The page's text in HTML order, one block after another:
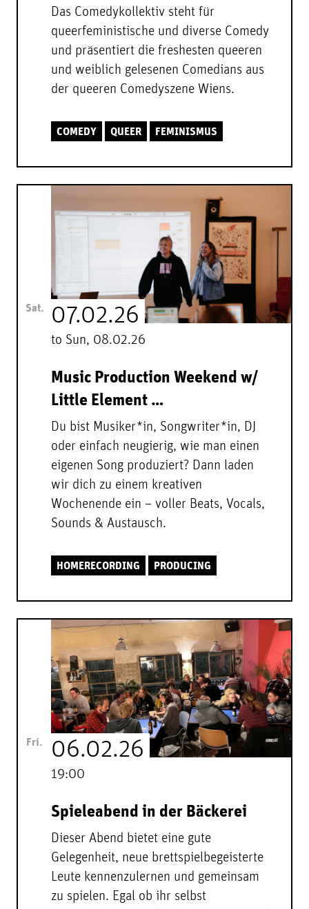
Das Comedykollektiv steht für
queerfeministische und diverse Comedy
und präsentiert die freshesten queeren
und weiblich gelesenen Comedians aus
der queeren Comedyszene Wiens.
COMEDY QUEER FEMINISMUS
Sat. 07.02.26
to Sun, 08.02.26
Music Production Weekend w/
Little Element …
Du bist Musiker*in, Songwriter*in, DJ
oder einfach neugierig, wie man einen
eigenen Song produziert? Dann laden
wir dich zu einem kreativen
Wochenende ein – voller Beats, Vocals,
Sounds & Austausch.
HOMERECORDING PRODUCING
Fri. 06.02.26
19:00
Spieleabend in der Bäckerei
Dieser Abend bietet eine gute
Gelegenheit, neue brettspielbegeisterte
Leute kennenzulernen und gemeinsam
zu spielen. Egal ob ihr selbst